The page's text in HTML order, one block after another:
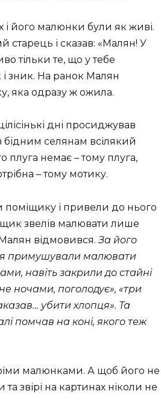
його малюнки були як живі.
старець і сказав: «Малян! У
тільки те, що у тебе
зник. На ранок Малян
яка одразу ж ожила.
дні просиджував
селянам всілякий
плуга немає – тому плуга,
– тому мотику.
поміщику і привели до нього
звелів малювати лише
відмовився.За його
примушували малювати
навіть закрили до стайні
ночами, поголодує», «три
убити хлопця». Та
помчав на коні, якого теж
малюнками. А щоб його не
звірі на картинах ніколи не